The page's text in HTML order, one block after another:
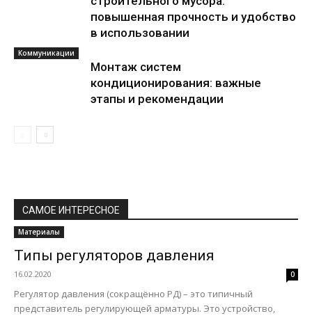
повышенная прочность и удобство
в использовании
Коммуникации
Монтаж систем
кондиционирования: важные
этапы и рекомендации
САМОЕ ИНТЕРЕСНОЕ
Материалы
Типы регуляторов давления
16.02.2020 0
Регулятор давления (сокращённо РД) – это типичный
представитель регулирующей арматуры. Это устройство,